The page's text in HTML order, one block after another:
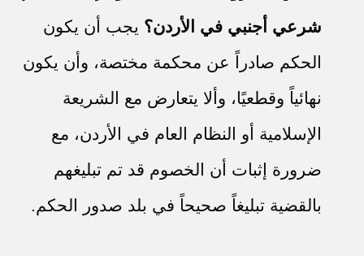
شرعي أجنبي في الأردن؟ يجب أن يكون
الحكم صادراً عن محكمة مختصة، وأن يكون
نهائياً وقطعيًا، وألا يتعارض مع الشريعة
الإسلامية أو النظام العام في الأردن، مع
ضرورة إثبات أن الخصوم قد تم تبليغهم
بالقضية تبليغاً صحيحاً في بلد صدور الحكم.